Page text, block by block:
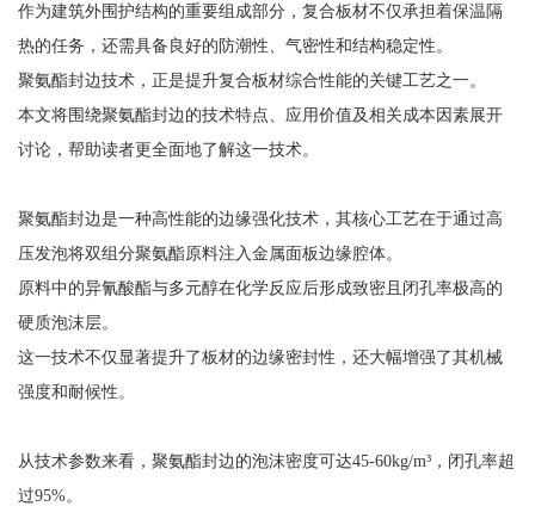
作为建筑外围护结构的重要组成部分，复合板材不仅承担着保温隔
热的任务，还需具备良好的防潮性、气密性和结构稳定性。
聚氨酯封边技术，正是提升复合板材综合性能的关键工艺之一。
本文将围绕聚氨酯封边的技术特点、应用价值及相关成本因素展开
讨论，帮助读者更全面地了解这一技术。
聚氨酯封边是一种高性能的边缘强化技术，其核心工艺在于通过高
压发泡将双组分聚氨酯原料注入金属面板边缘腔体。
原料中的异氰酸酯与多元醇在化学反应后形成致密且闭孔率极高的
硬质泡沫层。
这一技术不仅显著提升了板材的边缘密封性，还大幅增强了其机械
强度和耐候性。
从技术参数来看，聚氨酯封边的泡沫密度可达45-60kg/m³，闭孔率超
过95%。